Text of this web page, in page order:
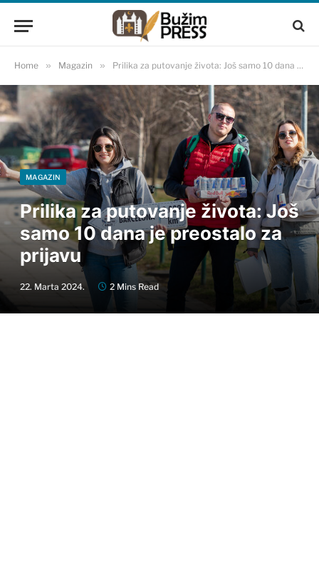
Home » Magazin » Prilika za putovanje života: Još samo 10 dana je preostalo za prijavu
MAGAZIN
Prilika za putovanje života: Još
samo 10 dana je preostalo za
prijavu
22. Marta 2024. 2 Mins Read